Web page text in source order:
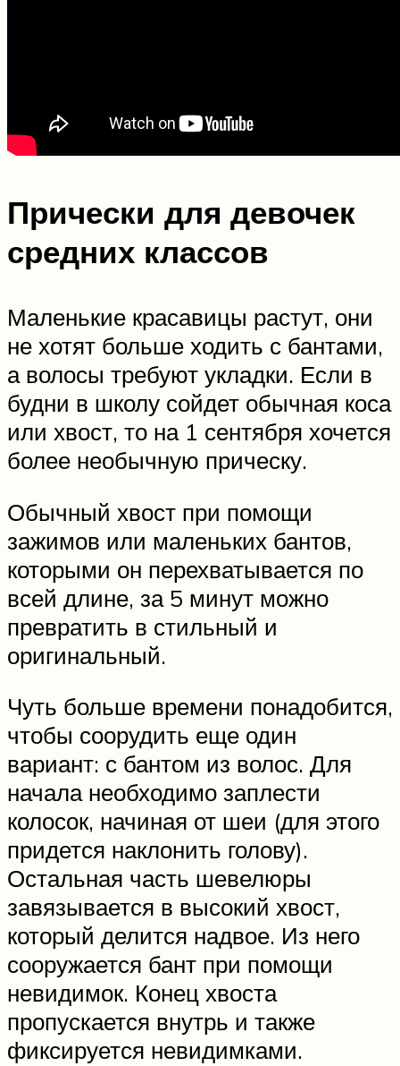
Прически для девочек
средних классов
Маленькие красавицы растут, они
не хотят больше ходить с бантами,
а волосы требуют укладки. Если в
будни в школу сойдет обычная коса
или хвост, то на 1 сентября хочется
более необычную прическу.
Обычный хвост при помощи
зажимов или маленьких бантов,
которыми он перехватывается по
всей длине, за 5 минут можно
превратить в стильный и
оригинальный.
Чуть больше времени понадобится,
чтобы соорудить еще один
вариант: с бантом из волос. Для
начала необходимо заплести
колосок, начиная от шеи (для этого
придется наклонить голову).
Остальная часть шевелюры
завязывается в высокий хвост,
который делится надвое. Из него
сооружается бант при помощи
невидимок. Конец хвоста
пропускается внутрь и также
фиксируется невидимками.